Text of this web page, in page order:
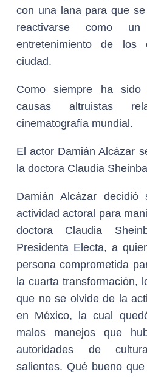
con una lana para que
reactivarse como
entretenimiento de los
ciudad.
Como siempre ha sido
causas altruistas
cinematografía mundial.
El actor Damián Alcázar
la doctora Claudia
Damián Alcázar
actividad actoral para
doctora Claudia
Presidenta Electa, a
persona comprometida
la cuarta transformación,
que no se olvide de la
en México, la cual
malos manejos que
autoridades de
salientes. Qué bueno